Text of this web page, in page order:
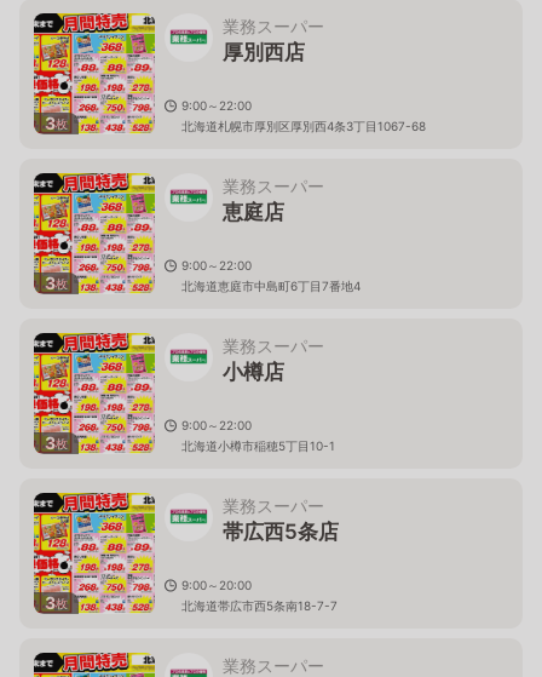
3枚
業務スーパー
厚別西店
9:00～22:00
北海道札幌市厚別区厚別西4条3丁目1067-68
3枚
業務スーパー
恵庭店
9:00～22:00
北海道恵庭市中島町6丁目7番地4
3枚
業務スーパー
小樽店
9:00～22:00
北海道小樽市稲穂5丁目10-1
3枚
業務スーパー
帯広西5条店
9:00～20:00
北海道帯広市西5条南18-7-7
業務スーパー